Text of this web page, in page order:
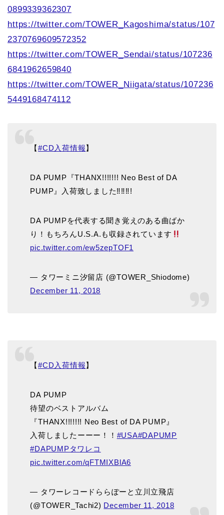
0899339362307
https://twitter.com/TOWER_Kagoshima/status/107
2370769609572352
https://twitter.com/TOWER_Sendai/status/107236
6841962659840
https://twitter.com/TOWER_Niigata/status/107236
5449168474112
【#CD入荷情報】
DA PUMP『THANX!!!!!!! Neo Best of DA
PUMP』入荷致しました‼︎‼︎‼︎!
DA PUMPを代表する聞き覚えのある曲ばか
り！もちろんU.S.A.も収録されています
pic.twitter.com/ew5zepTOF1
— タワーミニ汐留店 (@TOWER_Shiodome)
December 11, 2018
【#CD入荷情報】
DA PUMP
待望のベストアルバム
『THANX!!!!!!! Neo Best of DA PUMP』
入荷しましたーーー！！ #USA#DAPUMP
#DAPUMPタワレコ
pic.twitter.com/qFTMIXBlA6
— タワーレコードららぽーと立川立飛店
(@TOWER_Tachi2) December 11, 2018